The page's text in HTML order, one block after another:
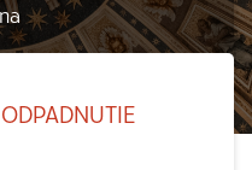
ODPADNUTIE